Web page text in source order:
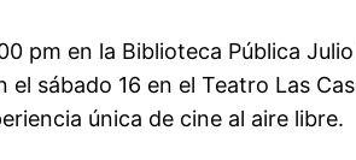
pm en la Biblioteca Pública
sábado 16 en el Teatro Las
única de cine al aire libre.